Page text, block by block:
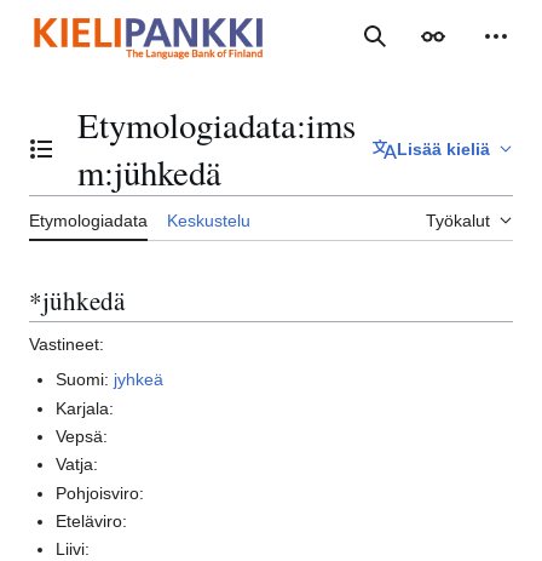
sisältöön
Haku Ulkoasu
Vaihda sisällysluettelo
Etymologiadata:ims
m:jühkedä
Lisää kieliä
Etymologiadata Keskustelu Työkalut
*jühkedä
Vastineet:
Suomi: jyhkeä
Karjala:
Vepsä:
Vatja:
Pohjoisviro:
Eteläviro:
Liivi: